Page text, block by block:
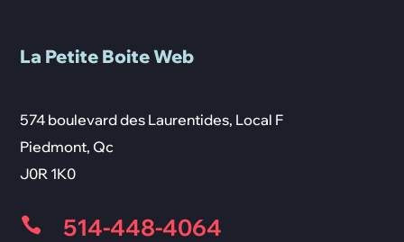
La Petite Boite Web
574 boulevard des Laurentides, Local F
Piedmont,Qc
J0R 1K0
 514-448-4064